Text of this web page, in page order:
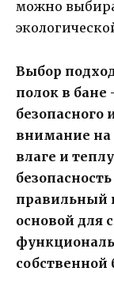
можно
Выбор
полок в бане
безопасного
внимание на
влаге и
правильный
основой для
собственной